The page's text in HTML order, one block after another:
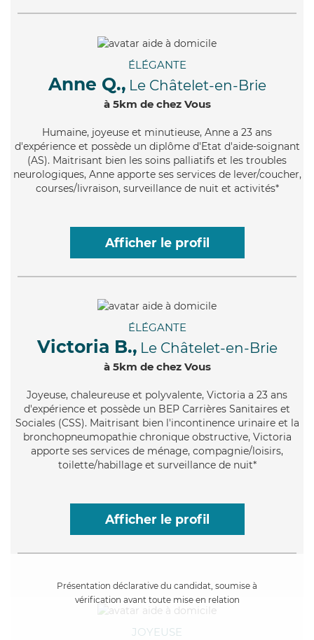
ÉLÉGANTE
Anne Q., Le Châtelet-en-Brie
à 5km de chez Vous
Humaine, joyeuse et minutieuse, Anne a 23 ans
d'expérience et possède un diplôme d'Etat d'aide-soignant
(AS). Maitrisant bien les soins palliatifs et les troubles
neurologiques, Anne apporte ses services de lever/coucher,
courses/livraison, surveillance de nuit et activités*
Afficher le profil
ÉLÉGANTE
Victoria B., Le Châtelet-en-Brie
à 5km de chez Vous
Joyeuse, chaleureuse et polyvalente, Victoria a 23 ans
d'expérience et possède un BEP Carrières Sanitaires et
Sociales (CSS). Maitrisant bien l'incontinence urinaire et la
bronchopneumopathie chronique obstructive, Victoria
apporte ses services de ménage, compagnie/loisirs,
toilette/habillage et surveillance de nuit*
Afficher le profil
Présentation déclarative du candidat, soumise à
vérification avant toute mise en relation
JOYEUSE